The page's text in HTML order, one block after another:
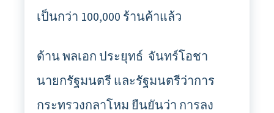
เป็นกว่า 100,000 ร้านค้าแล้ว
ด้าน พลเอก ประยุทธ์ จันทร์โอชา
นายกรัฐมนตรี และรัฐมนตรีว่าการ
กระทรวงกลาโหม ยืนยันว่า การลง